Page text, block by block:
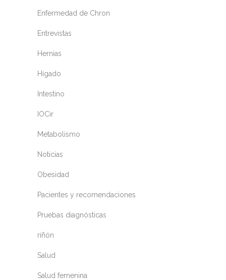
Enfermedad de Chron
Entrevistas
Hernias
Hígado
Intestino
IOCir
Metabolismo
Noticias
Obesidad
Pacientes y recomendaciones
Pruebas diagnósticas
riñón
Salud
Salud femenina